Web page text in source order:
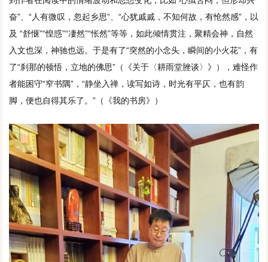
奋”、“人有微叹，忽起乡思”、“心犹戚戚，不知何故，有怆然感”，以
及 “舒惬”“惶惑”“凄然”“怅然”等等，如此倾情贯注，聚精会神，自然
入文也深，神驰也远。于是有了“突然的小念头，瞬间的小火花”，有
了“刹那的顿悟，立地的佛思”（《关于〈耕雨堂脞谈〉》），难怪作
者能困守“窄书隅”，“静坐入禅，读写如诗，时光有平仄，也有韵
脚，便也自得其乐了。”（《我的书房》）